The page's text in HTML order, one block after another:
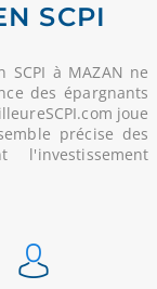
SCPI
à MAZAN ne
des épargnants
joue
précise des
l'investissement